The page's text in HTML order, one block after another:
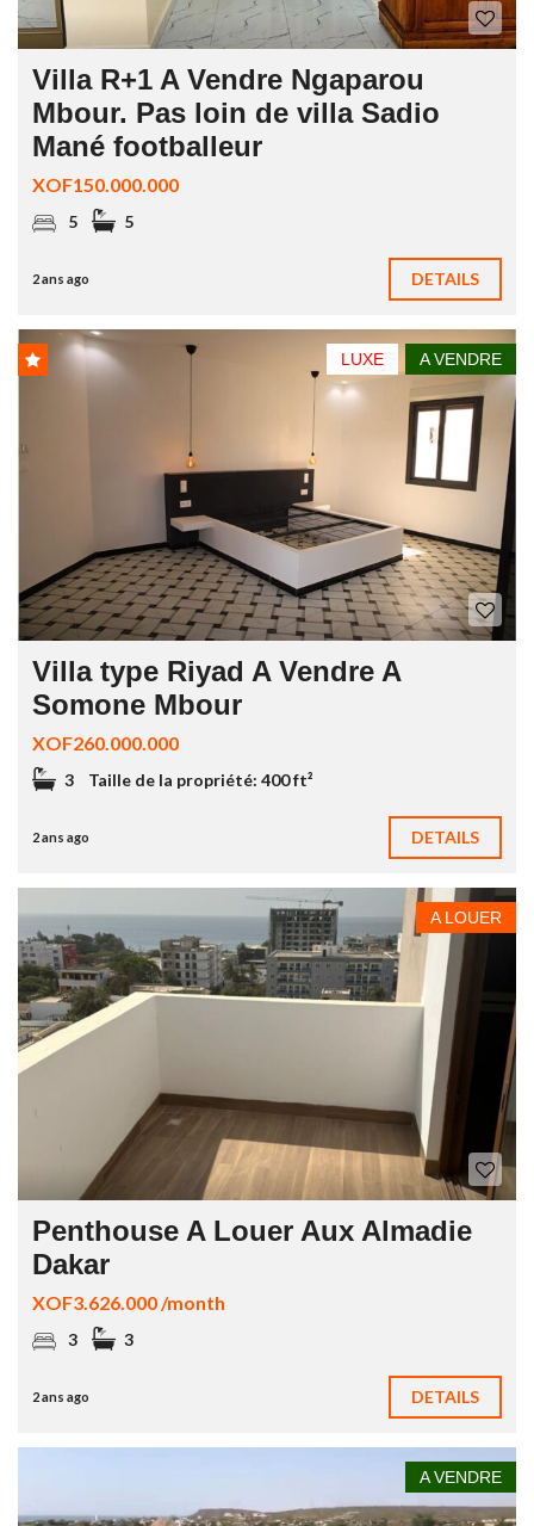
Villa R+1 A Vendre Ngaparou
Mbour. Pas loin de villa Sadio
Mané footballeur
XOF150.000.000
5 5
2 ans ago DETAILS
A VENDRE
LUXE
Villa type Riyad A Vendre A
Somone Mbour
XOF260.000.000
3 Taille de la propriété: 400 ft²
2 ans ago DETAILS
A LOUER
Penthouse A Louer Aux Almadie
Dakar
XOF3.626.000 /month
3 3
2 ans ago DETAILS
A VENDRE